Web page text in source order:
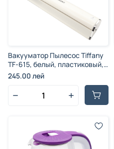
Вакууматор Пылесос Tiffany
TF-615, белый, пластиковый,
20 вакуумных пакетов, 60
КПА, 300 Вт.
245.00 лей